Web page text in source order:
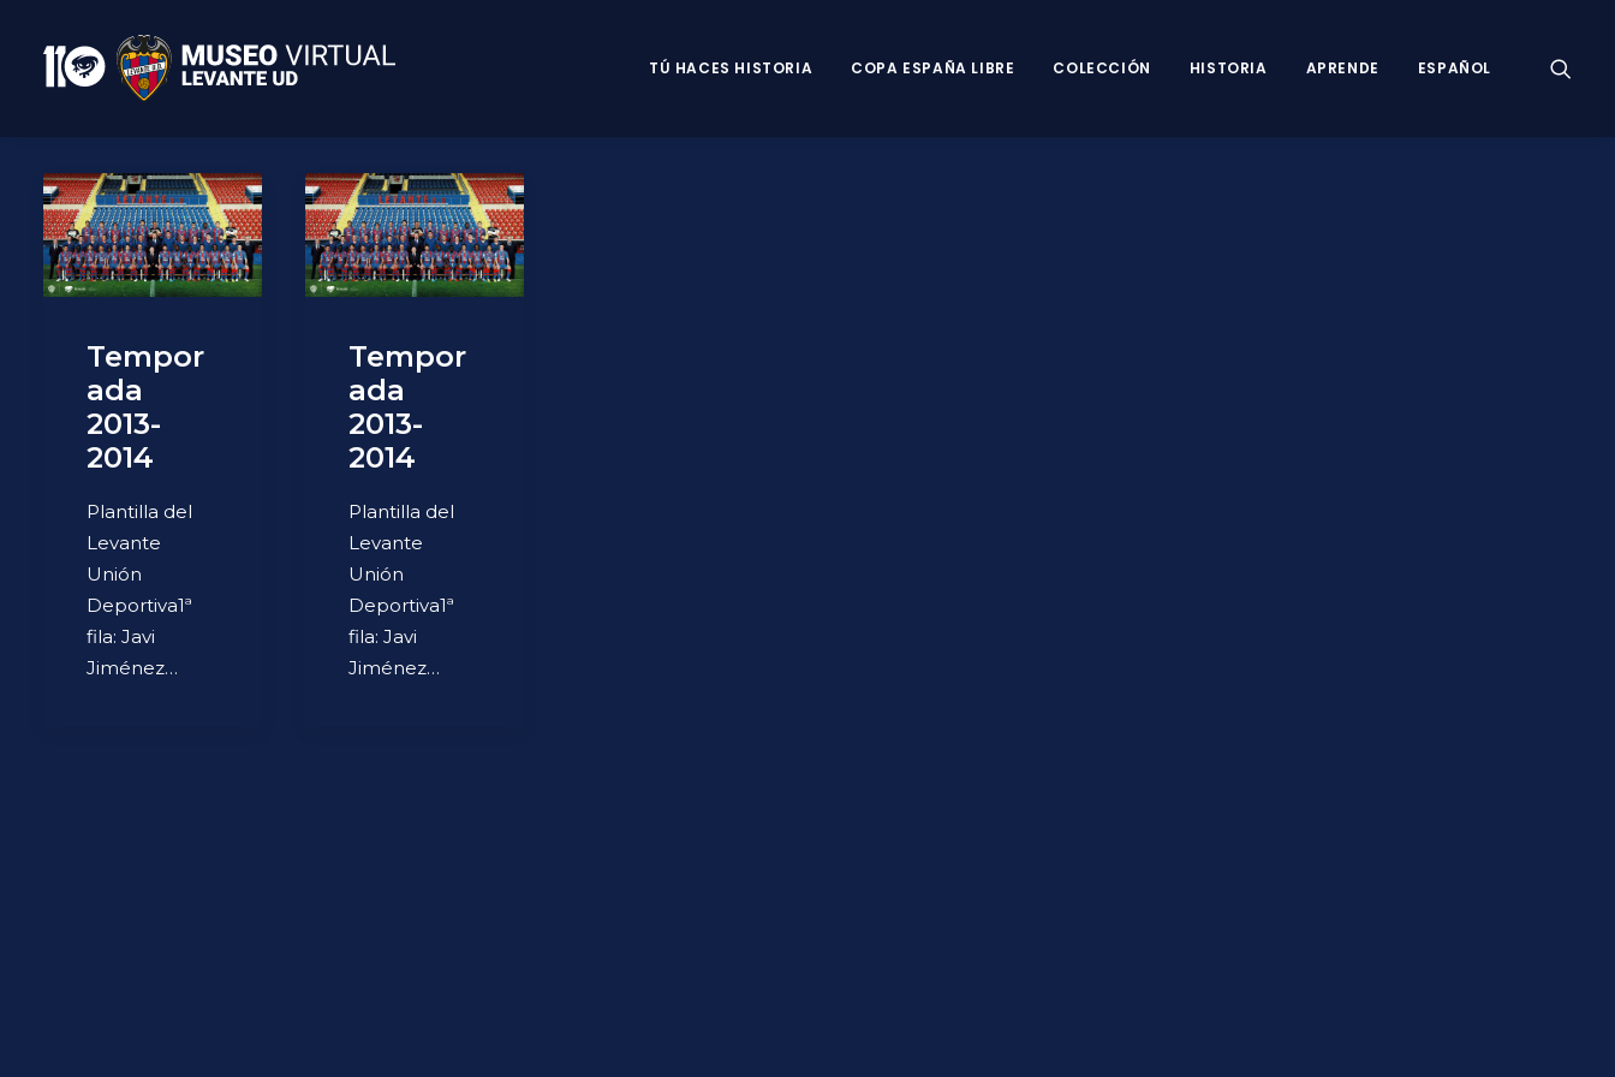
TÚ HACES HISTORIA COPA ESPAÑA LIBRE COLECCIÓN HISTORIA APRENDE ESPAÑOL
Tempor
ada
2013-
2014
Plantilla del
Levante
Unión
Deportiva1ª
fila: Javi
Jiménez…
Tempor
ada
2013-
2014
Plantilla del
Levante
Unión
Deportiva1ª
fila: Javi
Jiménez…